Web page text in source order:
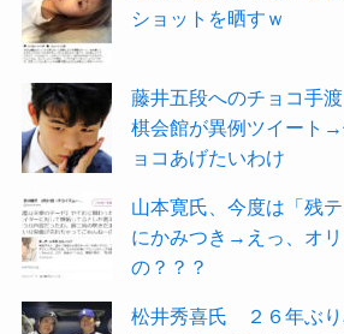
ショットを晒すｗ
藤井五段へのチョコ手
棋会館が異例ツイート
ョコあげたいわけ
山本寛氏、今度は「残
にかみつき→えっ、オ
の？？？
松井秀喜氏 ２６年ぶり